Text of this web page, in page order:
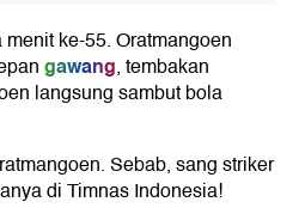
ke-55. Oratmangoen
gawang, tembakan
langsung sambut bola
Sebab, sang striker
di Timnas Indonesia!